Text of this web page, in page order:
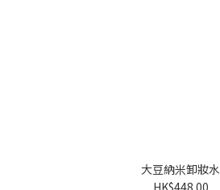
大豆納米卸妝水
HK$448.00